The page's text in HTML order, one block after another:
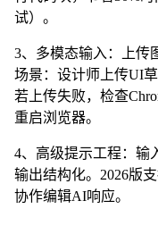
试）。
3、多模态输入：上传
场景：设计师上传UI
若上传失败，检查
重启浏览器。
4、高级提示工程：输
输出结构化。2026版支
协作编辑AI响应。